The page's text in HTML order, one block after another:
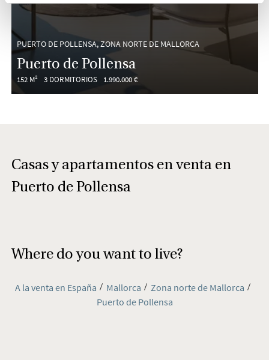
PUERTO DE POLLENSA, ZONA NORTE DE MALLORCA
Puerto de Pollensa
152 M² 3 DORMITORIOS 1.990.000 €
Casas y apartamentos en venta en
Puerto de Pollensa
Where do you want to live?
A la venta en España Mallorca
Zona norte de Mallorca
Puerto de Pollensa